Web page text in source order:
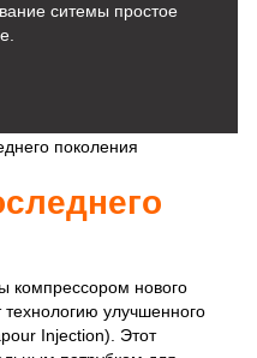
ситемы простое
компрессором нового
технологию улучшенного
Injection). Этот